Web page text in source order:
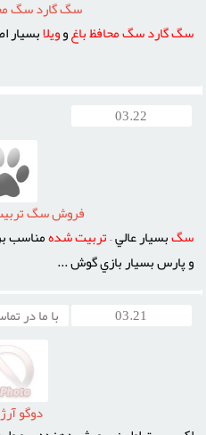
سگ گارد سگ
سگگاردسگمحافظباغوويلابسيار
03.22
فروش سگ
سگبسيار عالي –تربيتشدهمناسب
و پارس بسيار بازي گوش ...
03.21 با ما در
دوگو